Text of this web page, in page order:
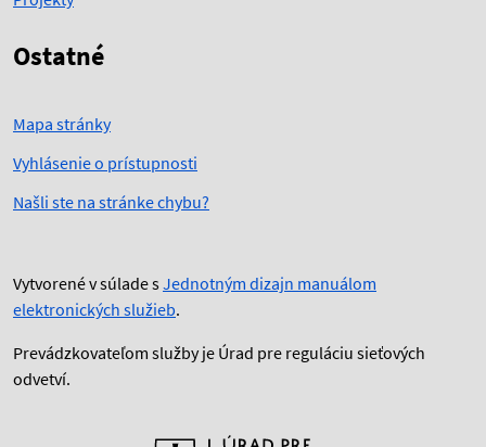
Ostatné
Mapa stránky
Vyhlásenie o prístupnosti
Našli ste na stránke chybu?
Vytvorené v súlade sJednotným dizajn manuálom
elektronických služieb.
Prevádzkovateľom služby je Úrad pre reguláciu sieťových
odvetví.